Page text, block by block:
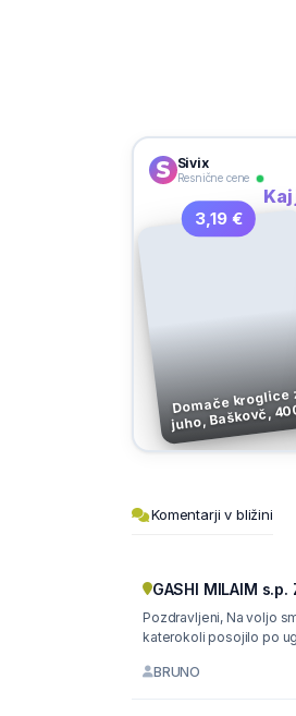
Sivix
Resnične cene
Kaj
3,19 €
Domače kroglice
juho, Baškovč,
Komentarji v bližini
GASHI MILAIM s.p.
Pozdravljeni, Na voljo
katerokoli posojilo po
BRUNO